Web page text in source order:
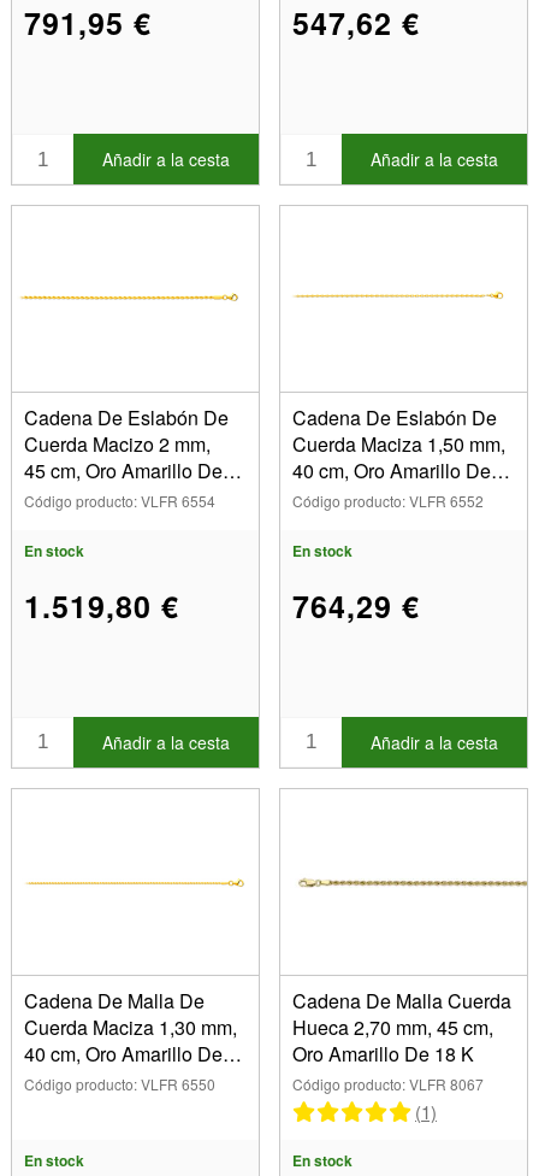
791,95 €
Añadir a la cesta
547,62 €
Añadir a la cesta
Cadena De Eslabón De
Cuerda Macizo 2 mm,
45 cm, Oro Amarillo De
18 K
Código producto: VLFR 6554
En stock
1.519,80 €
Añadir a la cesta
Cadena De Eslabón De
Cuerda Maciza 1,50 mm,
40 cm, Oro Amarillo De
18 K
Código producto: VLFR 6552
En stock
764,29 €
Añadir a la cesta
Cadena De Malla De
Cuerda Maciza 1,30 mm,
40 cm, Oro Amarillo De
18 K
Código producto: VLFR 6550
En stock
Cadena De Malla Cuerda
Hueca 2,70 mm, 45 cm,
Oro Amarillo De 18 K
Código producto: VLFR 8067
(1)
En stock